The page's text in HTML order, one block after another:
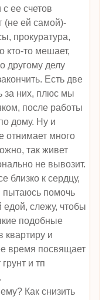
ее счетов
(не ей самой)-
прокуратура,
кто-то мешает,
другому делу
Есть две
за них, плюс мы
после работы
дому. Ну и
отнимает много
так живет
не вывозит.
близко к сердцу,
пытаюсь помочь
слежу, чтобы
подобные
квартиру и
время посвящает
и тп
Как снизить